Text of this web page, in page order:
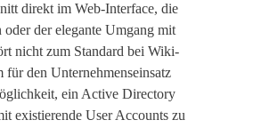
direkt im Web-Interface, die
der elegante Umgang mit
nicht zum Standard bei Wiki-
für den Unternehmenseinsatz
ein Active Directory
existierende User Accounts zu